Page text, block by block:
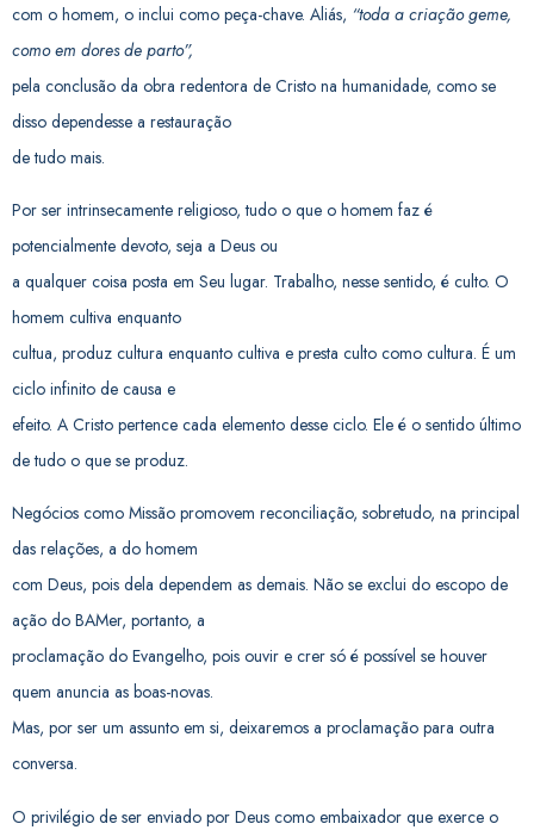
com o homem, o inclui como peça-chave. Aliás, “toda a criação geme,
como em dores de parto”,
pela conclusão da obra redentora de Cristo na humanidade, como se
disso dependesse a restauração
de tudo mais.
Por ser intrinsecamente religioso, tudo o que o homem faz é
potencialmente devoto, seja a Deus ou
a qualquer coisa posta em Seu lugar. Trabalho, nesse sentido, é culto. O
homem cultiva enquanto
cultua, produz cultura enquanto cultiva e presta culto como cultura. É um
ciclo infinito de causa e
efeito. A Cristo pertence cada elemento desse ciclo. Ele é o sentido último
de tudo o que se produz.
Negócios como Missão promovem reconciliação, sobretudo, na principal
das relações, a do homem
com Deus, pois dela dependem as demais. Não se exclui do escopo de
ação do BAMer, portanto, a
proclamação do Evangelho, pois ouvir e crer só é possível se houver
quem anuncia as boas-novas.
Mas, por ser um assunto em si, deixaremos a proclamação para outra
conversa.
O privilégio de ser enviado por Deus como embaixador que exerce o